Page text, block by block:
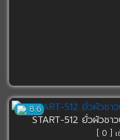
8.6
START-512 ยั่วผัวชา
[ 0 ] เ